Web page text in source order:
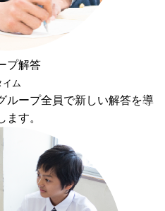
プ解答
イム
ループ全員で新しい解答を導
ます。